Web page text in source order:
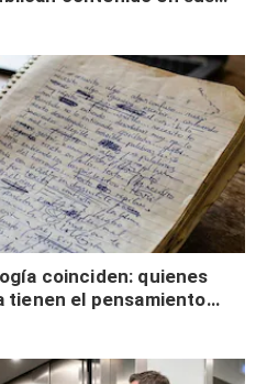
buscar validación
coinciden: quienes
tienen el pensamiento
por desinterés